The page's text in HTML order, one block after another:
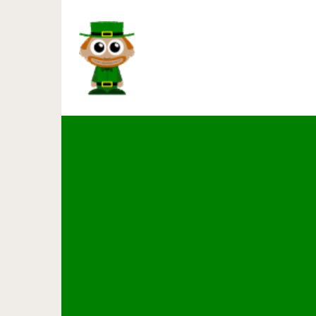
10 самых красивых пород